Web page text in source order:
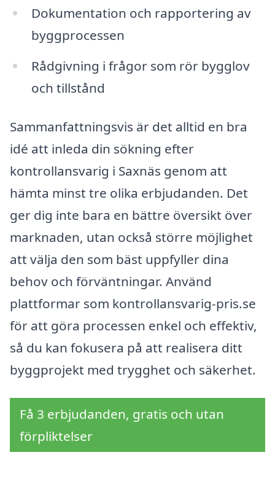
Dokumentation och rapportering av
byggprocessen
Rådgivning i frågor som rör bygglov
och tillstånd
Sammanfattningsvis är det alltid en bra
idé att inleda din sökning efter
kontrollansvarig i Saxnäs genom att
hämta minst tre olika erbjudanden. Det
ger dig inte bara en bättre översikt över
marknaden, utan också större möjlighet
att välja den som bäst uppfyller dina
behov och förväntningar. Använd
plattformar som kontrollansvarig-pris.se
för att göra processen enkel och effektiv,
så du kan fokusera på att realisera ditt
byggprojekt med trygghet och säkerhet.
Få 3 erbjudanden, gratis och utan
förpliktelser